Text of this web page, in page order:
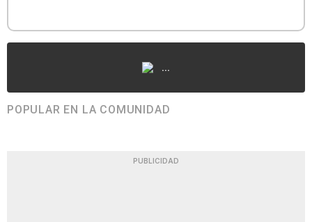
...
POPULAR EN LA COMUNIDAD
PUBLICIDAD